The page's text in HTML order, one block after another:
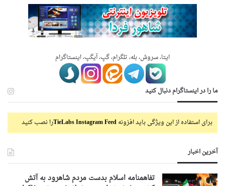
ایتا، سروش، بله، تلگرام، گپ، آیگپ، اینستاگرام
ما را در اینستاگرام دنبال کنید
برای استفاده از این ویژگی باید افزونهTieLabs Instagram Feedرا نصب کنید
آخرین اخبار
تفاهمنامه اسلام بدست مردم شاهرود به آتش